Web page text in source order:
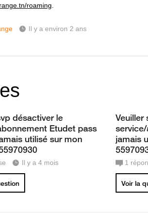
roaming
Il y a environ 2 ans
désactiver le
Etudet pass
utilisé sur mon
Il y a 4 mois
Veuiller
jamais
1
Voir la